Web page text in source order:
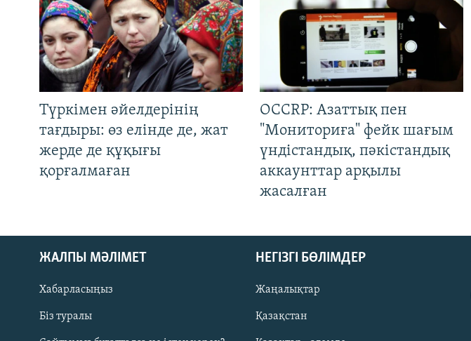
Русский
Түркімен әйелдерінің
тағдыры: өз елінде де, жат
жерде де құқығы
қорғалмаған
OCCRP: Азаттық пен
"Мониториға" фейк шағым
үндістандық, пәкістандық
аккаунттар арқылы
жасалған
ЖАЛПЫ МӘЛІМЕТ
Хабарласыңыз
Біз туралы
НЕГІЗГІ БӨЛІМДЕР
Жаңалықтар
Қазақстан